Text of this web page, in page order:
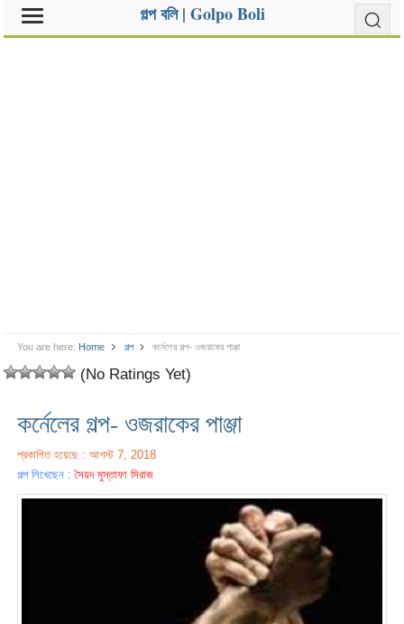
গল্প বলি | Golpo Boli
You are here: Home গল্প কর্নেলের গল্প- ওজরাকের পাঞ্জা
(No Ratings Yet)
কর্নেলের গল্প- ওজরাকের পাঞ্জা
প্রকাশিত হয়েছে : আগস্ট 7, 2018
গল্প লিখেছেন :সৈয়দ মুস্তাফা সিরাজ